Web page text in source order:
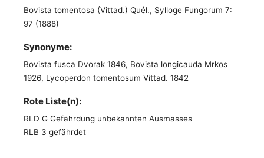
Bovista tomentosa (Vittad.) Quél., Sylloge Fungorum 7:
97 (1888)
Synonyme:
Bovista fusca Dvorak 1846, Bovista longicauda Mrkos
1926, Lycoperdon tomentosum Vittad. 1842
Rote Liste(n):
RLD G Gefährdung unbekannten Ausmasses
RLB 3 gefährdet